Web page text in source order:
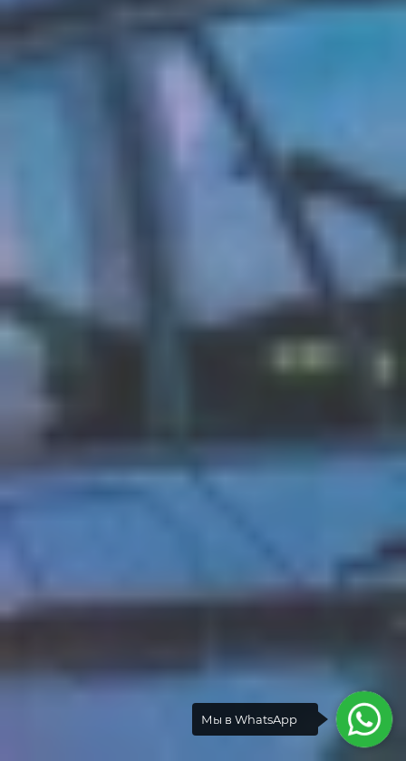
Мы в WhatsApp